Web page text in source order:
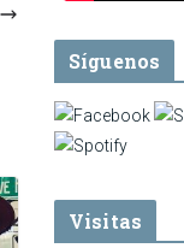
Síguenos
Visitas